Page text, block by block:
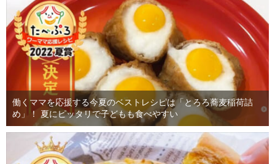
働くママを応援する今夏のベストレシピは「とろろ蕎麦稲荷詰
め」！ 夏にピッタリで子どもも食べやすい